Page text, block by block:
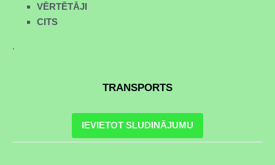
VĒRTĒTĀJI
CITS
.
TRANSPORTS
IEVIETOT SLUDINĀJUMU